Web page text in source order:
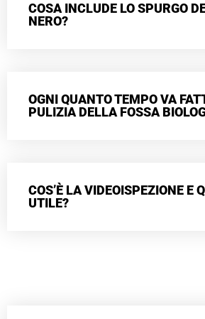
COSA INCLUDE LO SPURGO
NERO?
OGNI QUANTO TEMPO VA
PULIZIA DELLA FOSSA
COS’È LA VIDEOISPEZIONE E
UTILE?